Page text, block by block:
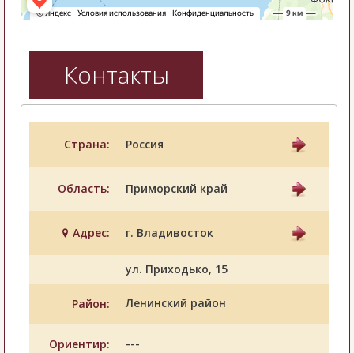
Контакты
Страна: Россия
Область: Приморский край
Адрес: г. Владивосток
ул. Приходько, 15
Район: Ленинский район
Ориентир: ---